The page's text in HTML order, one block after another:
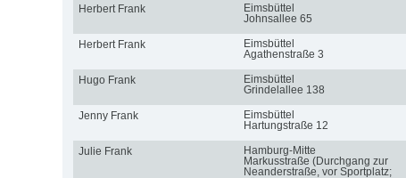
Herbert Frank
Eimsbüttel
Johnsallee 65
Herbert Frank
Eimsbüttel
Agathenstraße 3
Hugo Frank
Eimsbüttel
Grindelallee 138
Jenny Frank
Eimsbüttel
Hartungstraße 12
Julie Frank
Hamburg-Mitte
Markusstraße (Durchgang zur
Neanderstraße, vor Sportplatz;